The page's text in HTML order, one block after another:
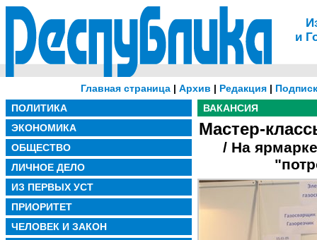
и
Главная страница| Архив | Редакция|
ПОЛИТИКА
ЭКОНОМИКА
ОБЩЕСТВО
ЛИЧНОЕ ДЕЛО
ИЗ ПЕРВЫХ УСТ
ПРИОРИТЕТ
ЧЕЛОВЕК И ЗАКОН
ВАКАНСИЯ
Мастер-
/ На